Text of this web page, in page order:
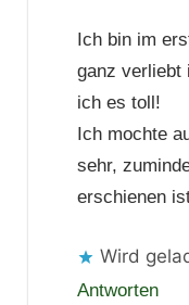
Ich bin im
ganz verliebt
ich es toll!
Ich mochte
sehr,
erschienen
Wird
Antworten